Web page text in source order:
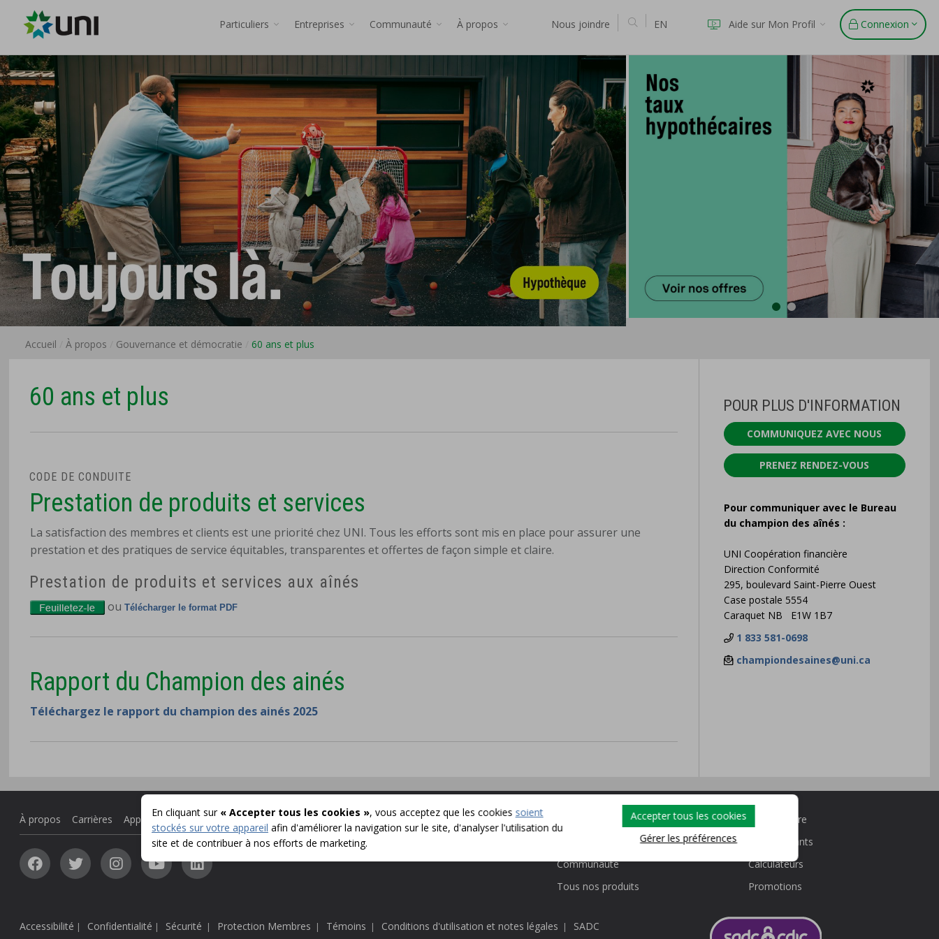
En cliquant sur « Accepter tous les cookies », vous acceptez que les cookies soient
stockés sur votre appareil afin d'améliorer la navigation sur le site, d'analyser l'utilisation du
site et de contribuer à nos efforts de marketing.
Accepter tous les cookies
Gérer les préférences
Particuliers Entreprises Communauté À propos Nous joindre EN Aide sur Mon Profil Connexion
Accueil À propos Gouvernance et démocratie 60 ans et plus
60 ans et plus
CODE DE CONDUITE
Prestation de produits et services
La satisfaction des membres et clients est une priorité chez UNI. Tous les efforts sont mis en place pour assurer une
prestation et des pratiques de service équitables, transparentes et offertes de façon simple et claire.
Prestation de produits et services aux aînés
ouTélécharger le format PDF
Rapport du Champion des ainés
Téléchargez le rapport du champion des ainés 2025
POUR PLUS D'INFORMATION
COMMUNIQUEZ AVEC NOUS
PRENEZ RENDEZ-VOUS
Pour communiquer avec le Bureau
du champion des aînés :
UNI Coopération financière
Direction Conformité
295, boulevard Saint-Pierre Ouest
Case postale 5554
Caraquet NB E1W 1B7
1 833 581-0698
championdesaines@uni.ca
À propos Carrières Appel d'offres Communiqués English
Communauté
Tous nos produits
Nous joindre
Taux courants
Calculateurs
Promotions
Accessibilité | Confidentialité | Sécurité | Protection Membres | Témoins | Conditions d'utilisation et notes légales | SADC